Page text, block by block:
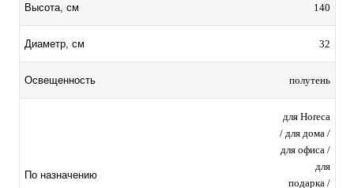
Высота, см 140
Диаметр, см 32
Освещенность полутень
По назначению
для Horeca
/ для дома /
для офиса /
для
подарка /